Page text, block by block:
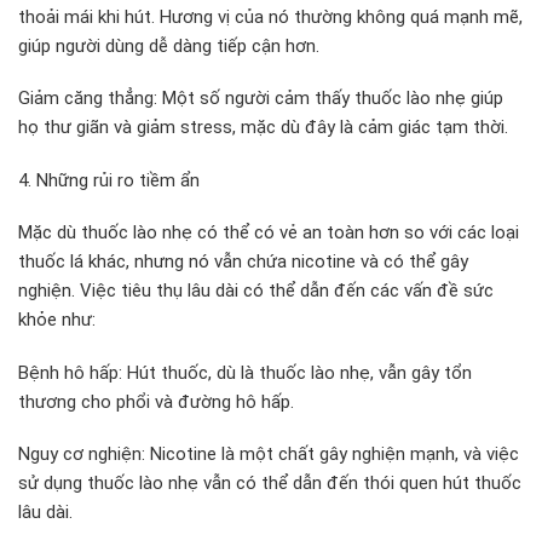
thoải mái khi hút. Hương vị của nó thường không quá mạnh mẽ,
giúp người dùng dễ dàng tiếp cận hơn.
Giảm căng thẳng: Một số người cảm thấy thuốc lào nhẹ giúp
họ thư giãn và giảm stress, mặc dù đây là cảm giác tạm thời.
4. Những rủi ro tiềm ẩn
Mặc dù thuốc lào nhẹ có thể có vẻ an toàn hơn so với các loại
thuốc lá khác, nhưng nó vẫn chứa nicotine và có thể gây
nghiện. Việc tiêu thụ lâu dài có thể dẫn đến các vấn đề sức
khỏe như:
Bệnh hô hấp: Hút thuốc, dù là thuốc lào nhẹ, vẫn gây tổn
thương cho phổi và đường hô hấp.
Nguy cơ nghiện: Nicotine là một chất gây nghiện mạnh, và việc
sử dụng thuốc lào nhẹ vẫn có thể dẫn đến thói quen hút thuốc
lâu dài.